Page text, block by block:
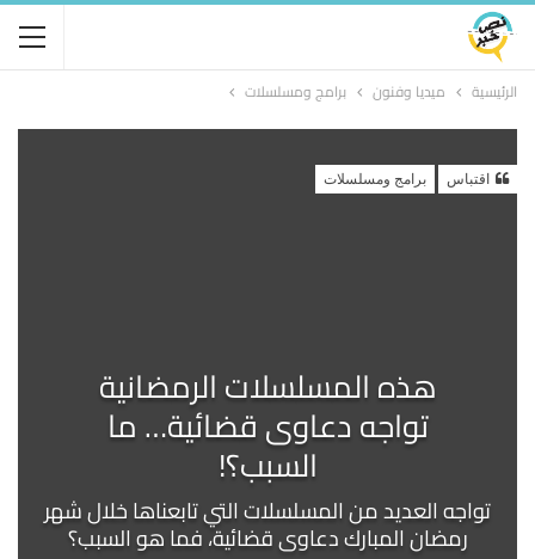
الرئيسية ميديا وفنون برامج ومسلسلات
اقتباس برامج ومسلسلات
هذه المسلسلات الرمضانية
تواجه دعاوى قضائية… ما
السبب؟!
تواجه العديد من المسلسلات التي تابعناها خلال شهر
رمضان المبارك دعاوى قضائية، فما هو السبب؟